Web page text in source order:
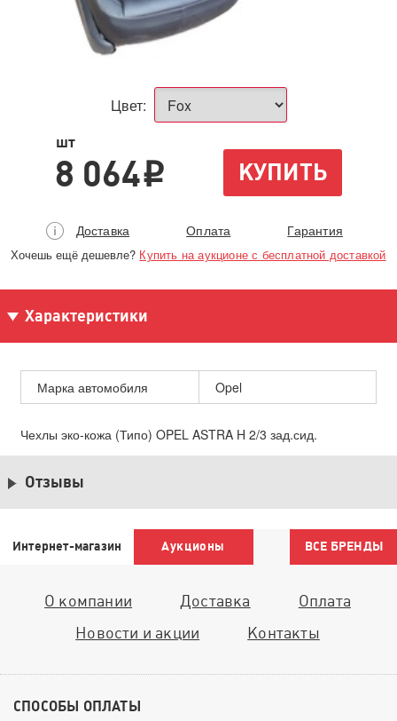
Цвет:
шт
8 064i КУПИТЬ
Доставка Оплата Гарантия
Хочешь ещё дешевле? Купить на аукционе с бесплатной доставкой
Характеристики
Марка автомобиля Opel
Чехлы эко-кожа (Типо) OPEL ASTRA H 2/3 зад.сид.
Отзывы
Интернет-магазин Аукционы ВСЕ БРЕНДЫ
О компании Доставка
Оплата
Новости и акции
Контакты
СПОСОБЫ ОПЛАТЫ